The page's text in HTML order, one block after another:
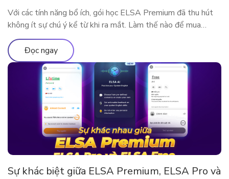
Với các tính năng bổ ích, gói học ELSA Premium đã thu hút
không ít sự chú ý kể từ khi ra mắt. Làm thế nào để mua
ELSA Premium 3 tháng?
Đọc ngay
Sự khác biệt giữa ELSA Premium, ELSA Pro và